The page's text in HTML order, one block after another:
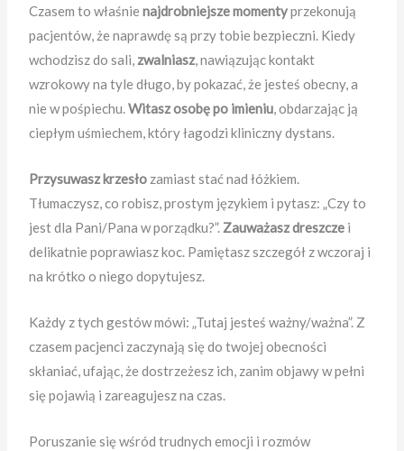
Czasem to właśnienajdrobniejsze momentyprzekonują
pacjentów, że naprawdę są przy tobie bezpieczni. Kiedy
wchodzisz do sali, zwalniasz, nawiązując kontakt
wzrokowy na tyle długo, by pokazać, że jesteś obecny, a
nie w pośpiechu.Witasz osobę po imieniu, obdarzając ją
ciepłym uśmiechem, który łagodzi kliniczny dystans.
Przysuwasz krzesło zamiast stać nad łóżkiem.
Tłumaczysz, co robisz, prostym językiem i pytasz: „Czy to
jest dla Pani/Pana w porządku?”. Zauważasz dreszcze i
delikatnie poprawiasz koc. Pamiętasz szczegół z wczoraj i
na krótko o niego dopytujesz.
Każdy z tych gestów mówi: „Tutaj jesteś ważny/ważna”. Z
czasem pacjenci zaczynają się do twojej obecności
skłaniać, ufając, że dostrzeżesz ich, zanim objawy w pełni
się pojawią i zareagujesz na czas.
Poruszanie się wśród trudnych emocji i rozmów